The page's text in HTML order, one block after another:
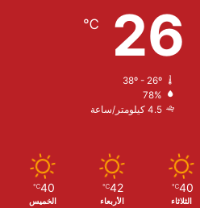
26
℃
38º - 26º
78%
4.5 كيلومتر/ساعة
40
℃
الثلاثاء
42
℃
الأربعاء
40
℃
الخميس